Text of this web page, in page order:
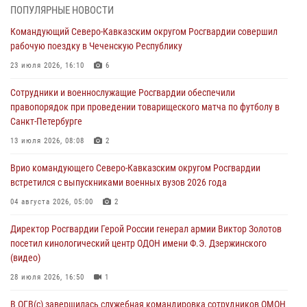
юных воспитанников спортивной школы
08 августа 2026, 13:00
стен музея истории космонавтики в Калуге
08 августа 2026, 09:29 2
В Северо-Западном округе Росгвардии продолжаются мероприятия
08 августа 2026, 09:03 1
Росгвардейцы в ЛНР совершенствуют навыки тактической
08 августа 2026, 09:00
ПОПУЛЯРНЫЕ НОВОСТИ
Командующий Северо-Кавказским округом Росгвардии совершил
рабочую поездку в Чеченскую Республику
23 июля 2026, 16:10 6
Сотрудники и военнослужащие Росгвардии обеспечили
правопорядок при проведении товарищеского матча по футболу в
Санкт-Петербурге
13 июля 2026, 08:08 2
Врио командующего Северо-Кавказским округом Росгвардии
встретился с выпускниками военных вузов 2026 года
04 августа 2026, 05:00 2
Директор Росгвардии Герой России генерал армии Виктор Золотов
посетил кинологический центр ОДОН имени Ф.Э. Дзержинского
(видео)
28 июля 2026, 16:50 1
В ОГВ(с) завершилась служебная командировка сотрудников ОМОН